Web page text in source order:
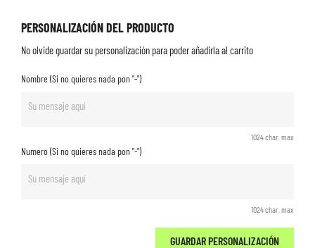
PERSONALIZACIÓN DEL PRODUCTO
No olvide guardar su personalización para poder añadirla al carrito
Nombre (Si no quieres nada pon "-")
1024 char. max
Numero (Si no quieres nada pon "-")
1024 char. max
GUARDAR PERSONALIZACIÓN